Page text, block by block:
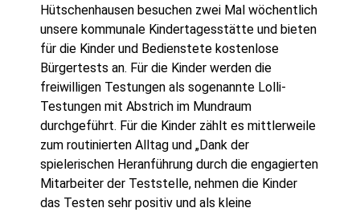
Hütschenhausen besuchen zwei Mal wöchentlich
unsere kommunale Kindertagesstätte und bieten
für die Kinder und Bedienstete kostenlose
Bürgertests an. Für die Kinder werden die
freiwilligen Testungen als sogenannte Lolli-
Testungen mit Abstrich im Mundraum
durchgeführt. Für die Kinder zählt es mittlerweile
zum routinierten Alltag und „Dank der
spielerischen Heranführung durch die engagierten
Mitarbeiter der Teststelle, nehmen die Kinder
das Testen sehr positiv und als kleine